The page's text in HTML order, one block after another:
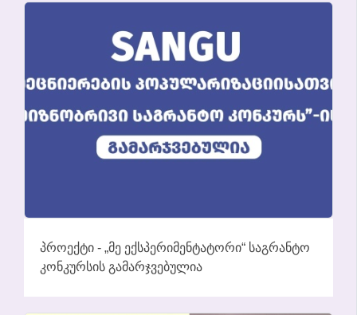
ᲞᲠᲝᲔᲥᲢᲘ - „ᲛᲔ ᲔᲥᲡᲞᲔᲠᲘᲛᲔᲜᲢᲐᲢᲝᲠᲘ“ ᲡᲐᲒᲠᲐᲜᲢᲝ
ᲙᲝᲜᲙᲣᲠᲡᲘᲡ ᲒᲐᲛᲐᲠᲯᲕᲔᲑᲣᲚᲘᲐ